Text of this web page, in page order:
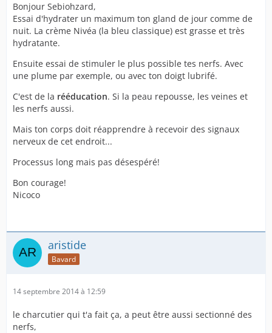
Bonjour Sebiohzard,
Essai d'hydrater un maximum ton gland de jour comme de
nuit. La crème Nivéa (la bleu classique) est grasse et très
hydratante.
Ensuite essai de stimuler le plus possible tes nerfs. Avec
une plume par exemple, ou avec ton doigt lubrifé.
C'est de la rééducation. Si la peau repousse, les veines et
les nerfs aussi.
Mais ton corps doit réapprendre à recevoir des signaux
nerveux de cet endroit...
Processus long mais pas désespéré!
Bon courage!
Nicoco
aristide
Bavard
14 septembre 2014 à 12:59
le charcutier qui t'a fait ça, a peut être aussi sectionné des
nerfs,